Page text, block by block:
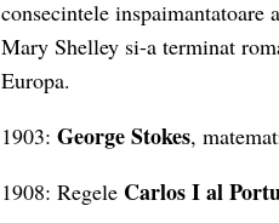
consecintele
Mary Shelley si-a terminat
Europa.
1903: George Stokes,
1908: Regele Carlos I al